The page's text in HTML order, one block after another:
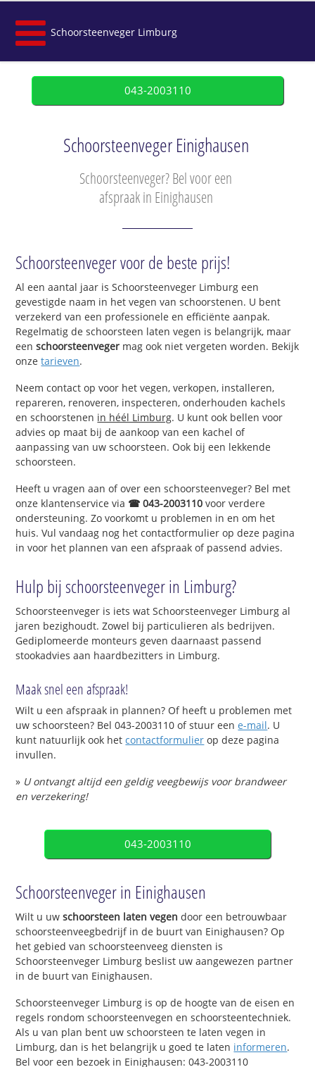
Schoorsteenveger Limburg
043-2003110
Schoorsteenveger Einighausen
Schoorsteenveger? Bel voor een
afspraak in Einighausen
Schoorsteenveger voor de beste prijs!
Al een aantal jaar is Schoorsteenveger Limburg een
gevestigde naam in het vegen van schoorstenen. U bent
verzekerd van een professionele en efficiënte aanpak.
Regelmatig de schoorsteen laten vegen is belangrijk, maar
eenschoorsteenveger mag ook niet vergeten worden. Bekijk
onzetarieven.
Neem contact op voor het vegen, verkopen, installeren,
repareren, renoveren, inspecteren, onderhouden kachels
en schoorstenen in héél Limburg. U kunt ook bellen voor
advies op maat bij de aankoop van een kachel of
aanpassing van uw schoorsteen. Ook bij een lekkende
schoorsteen.
Heeft u vragen aan of over een schoorsteenveger? Bel met
onze klantenservice via ☎ 043-2003110 voor verdere
ondersteuning. Zo voorkomt u problemen in en om het
huis. Vul vandaag nog het contactformulier op deze pagina
in voor het plannen van een afspraak of passend advies.
Hulp bij schoorsteenveger in Limburg?
Schoorsteenveger is iets wat Schoorsteenveger Limburg al
jaren bezighoudt. Zowel bij particulieren als bedrijven.
Gediplomeerde monteurs geven daarnaast passend
stookadvies aan haardbezitters in Limburg.
Maak snel een afspraak!
Wilt u een afspraak in plannen? Of heeft u problemen met
uw schoorsteen? Bel 043-2003110 of stuur eene-mail. U
kunt natuurlijk ook hetcontactformulier op deze pagina
invullen.
» U ontvangt altijd een geldig veegbewijs voor brandweer
en verzekering!
043-2003110
Schoorsteenveger in Einighausen
Wilt u uwschoorsteen laten vegen door een betrouwbaar
schoorsteenveegbedrijf in de buurt van Einighausen? Op
het gebied van schoorsteenveeg diensten is
Schoorsteenveger Limburg beslist uw aangewezen partner
in de buurt van Einighausen.
Schoorsteenveger Limburg is op de hoogte van de eisen en
regels rondom schoorsteenvegen en schoorsteentechniek.
Als u van plan bent uw schoorsteen te laten vegen in
Limburg, dan is het belangrijk u goed te laten informeren.
Bel voor een bezoek in Einighausen: 043-2003110